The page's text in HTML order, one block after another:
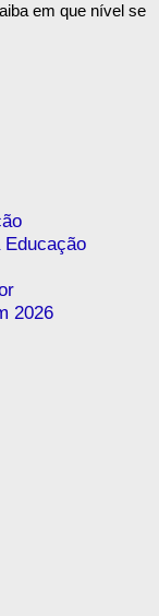
em que nível se
2026